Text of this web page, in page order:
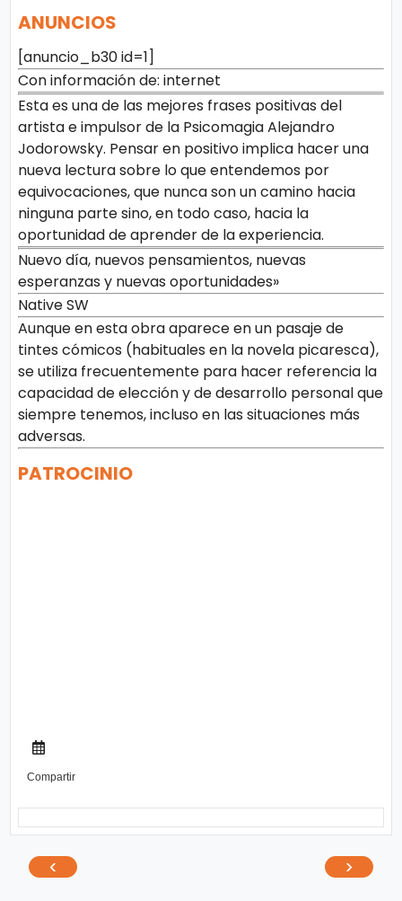
ANUNCIOS
[anuncio_b30 id=1]
Con información de: internet
Esta es una de las mejores frases positivas del
artista e impulsor de la Psicomagia Alejandro
Jodorowsky. Pensar en positivo implica hacer una
nueva lectura sobre lo que entendemos por
equivocaciones, que nunca son un camino hacia
ninguna parte sino, en todo caso, hacia la
oportunidad de aprender de la experiencia.
Nuevo día, nuevos pensamientos, nuevas
esperanzas y nuevas oportunidades»
Native SW
Aunque en esta obra aparece en un pasaje de
tintes cómicos (habituales en la novela picaresca),
se utiliza frecuentemente para hacer referencia la
capacidad de elección y de desarrollo personal que
siempre tenemos, incluso en las situaciones más
adversas.
PATROCINIO
Compartir
‹ ›